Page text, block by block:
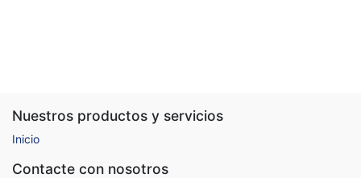
Nuestros productos y servicios
Inicio
Contacte con nosotros